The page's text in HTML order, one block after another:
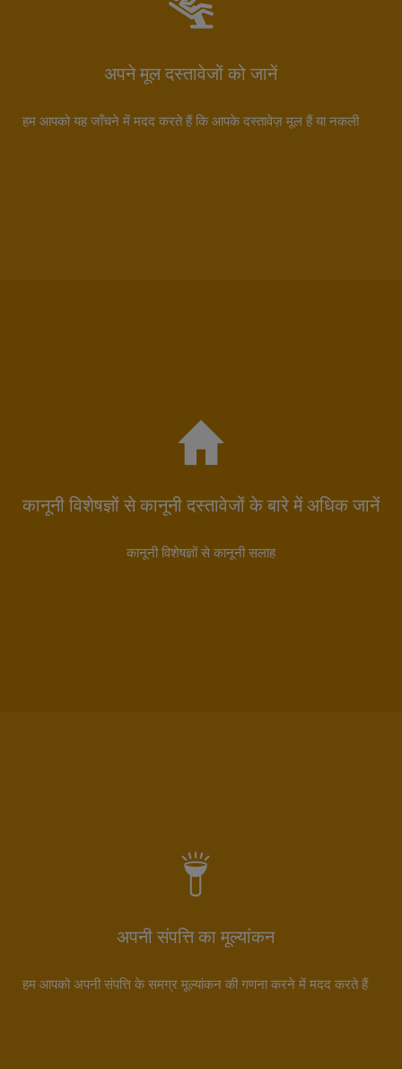
अपने मूल दस्तावेजों को जानें
हम आपको यह जाँचने में मदद करते हैं कि आपके दस्तावेज़ मूल हैं या नकली
कानूनी विशेषज्ञों से कानूनी दस्तावेजों के बारे में अधिक जानें
कानूनी विशेषज्ञों से कानूनी सलाह
अपनी संपत्ति का मूल्यांकन
हम आपको अपनी संपत्ति के समग्र मूल्यांकन की गणना करने में मदद करते हैं